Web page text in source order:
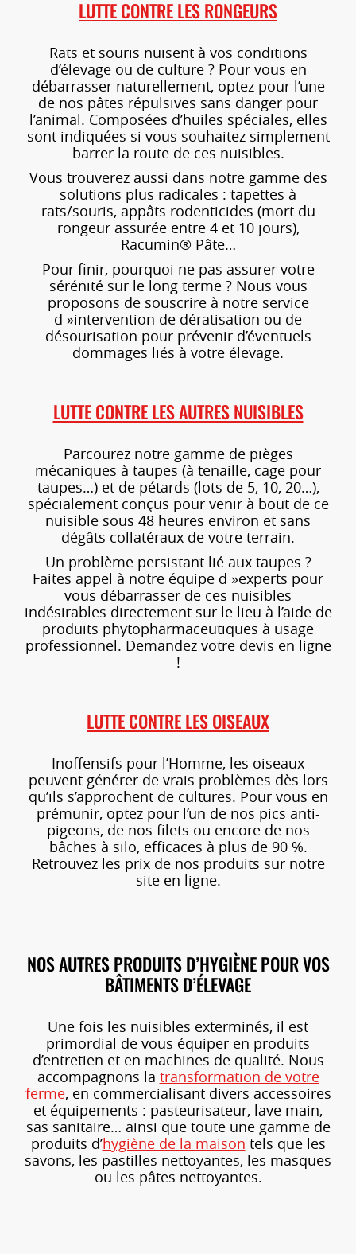
LUTTE CONTRE LES RONGEURS
Rats et souris nuisent à vos conditions
d’élevage ou de culture ? Pour vous en
débarrasser naturellement, optez pour l’une
de nos pâtes répulsives sans danger pour
l’animal. Composées d’huiles spéciales, elles
sont indiquées si vous souhaitez simplement
barrer la route de ces nuisibles.
Vous trouverez aussi dans notre gamme des
solutions plus radicales : tapettes à
rats/souris, appâts rodenticides (mort du
rongeur assurée entre 4 et 10 jours),
Racumin® Pâte…
Pour finir, pourquoi ne pas assurer votre
sérénité sur le long terme ? Nous vous
proposons de souscrire à notre service
d »intervention de dératisation ou de
désourisation pour prévenir d’éventuels
dommages liés à votre élevage.
LUTTE CONTRE LES AUTRES NUISIBLES
Parcourez notre gamme de pièges
mécaniques à taupes (à tenaille, cage pour
taupes…) et de pétards (lots de 5, 10, 20…),
spécialement conçus pour venir à bout de ce
nuisible sous 48 heures environ et sans
dégâts collatéraux de votre terrain.
Un problème persistant lié aux taupes ?
Faites appel à notre équipe d »experts pour
vous débarrasser de ces nuisibles
indésirables directement sur le lieu à l’aide de
produits phytopharmaceutiques à usage
professionnel. Demandez votre devis en ligne
!
LUTTE CONTRE LES OISEAUX
Inoffensifs pour l’Homme, les oiseaux
peuvent générer de vrais problèmes dès lors
qu’ils s’approchent de cultures. Pour vous en
prémunir, optez pour l’un de nos pics anti-
pigeons, de nos filets ou encore de nos
bâches à silo, efficaces à plus de 90 %.
Retrouvez les prix de nos produits sur notre
site en ligne.
NOS AUTRES PRODUITS D’HYGIÈNE POUR VOS
BÂTIMENTS D’ÉLEVAGE
Une fois les nuisibles exterminés, il est
primordial de vous équiper en produits
d’entretien et en machines de qualité. Nous
accompagnons la transformation de votre
ferme, en commercialisant divers accessoires
et équipements : pasteurisateur, lave main,
sas sanitaire… ainsi que toute une gamme de
produits d’hygiène de la maison tels que les
savons, les pastilles nettoyantes, les masques
ou les pâtes nettoyantes.